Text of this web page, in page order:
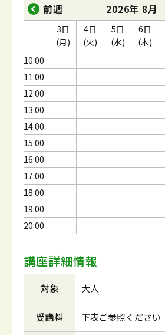
前週 2026年 8月
10:00
11:00
12:00
13:00
14:00
15:00
16:00
17:00
18:00
19:00
20:00
3日
(月)
4日
(火)
5日
(水)
6日
(木)
講座詳細情報
対象 大人
受講料 下表ご参照ください